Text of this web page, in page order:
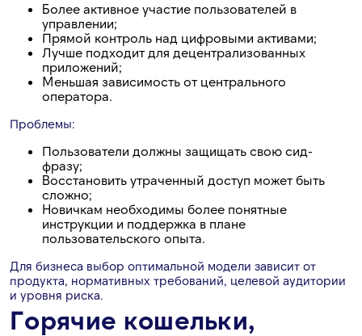
Более активное участие пользователей в
управлении;
Прямой контроль над цифровыми активами;
Лучше подходит для децентрализованных
приложений;
Меньшая зависимость от центрального
оператора.
Проблемы:
Пользователи должны защищать свою сид-
фразу;
Восстановить утраченный доступ может быть
сложно;
Новичкам необходимы более понятные
инструкции и поддержка в плане
пользовательского опыта.
Для бизнеса выбор оптимальной модели зависит от
продукта, нормативных требований, целевой аудитории
и уровня риска.
Горячие кошельки,